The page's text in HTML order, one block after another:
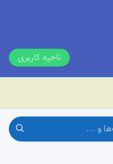
ناحیه کاربری